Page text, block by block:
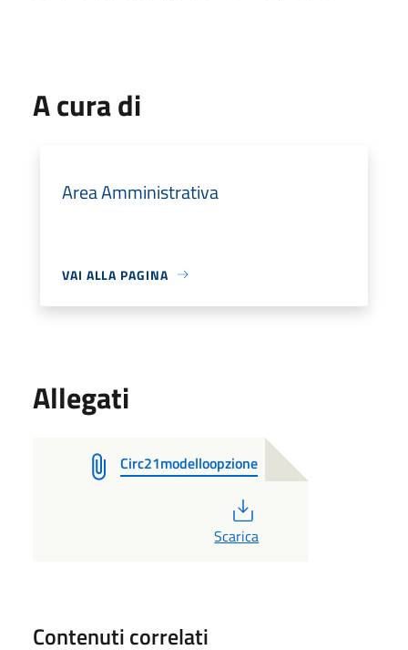
A cura di
Area Amministrativa
VAI ALLA PAGINA
Allegati
Circ21modelloopzione
Scarica
Contenuti correlati